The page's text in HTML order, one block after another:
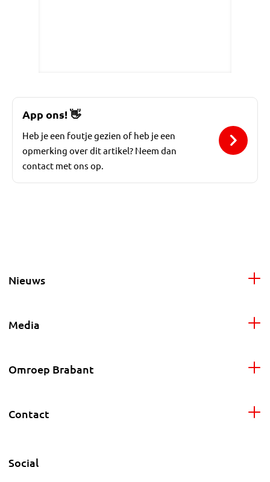
App ons!👋
Heb je een foutje gezien of heb je een
opmerking over dit artikel? Neem dan
contact met ons op.
Nieuws
Media
Omroep Brabant
Contact
Social